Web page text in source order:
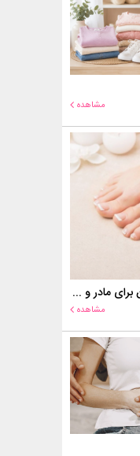
مشاهده
کاشت ناخن در بارداری؛ آیا انجام آن برای مادر و جنین خطر دارد؟
مشاهده